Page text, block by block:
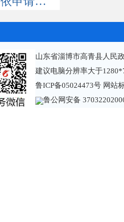
山东省淄博市高青县人民
建议电脑分辨率大于
鲁ICP备05024473号 网站
鲁公网安备